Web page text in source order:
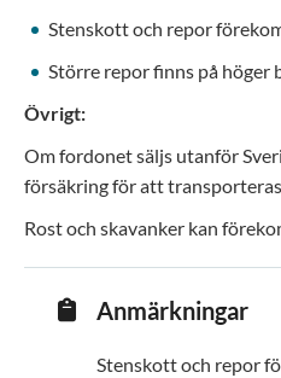
Stenskott och repor
Större repor finns på höger
Övrigt:
Om fordonet säljs utanför
försäkring för att
Rost och skavanker kan
Anmärkningar
Stenskott och repor